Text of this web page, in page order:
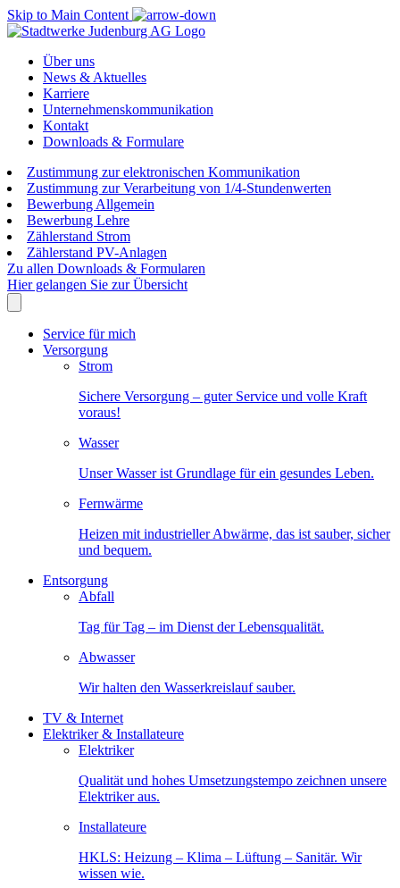
Skip to Main Content
Über uns
News & Aktuelles
Karriere
Unternehmenskommunikation
Kontakt
Downloads & Formulare
Zustimmung zur elektronischen Kommunikation
Zustimmung zur Verarbeitung von 1/4-Stundenwerten
Bewerbung Allgemein
Bewerbung Lehre
Zählerstand Strom
Zählerstand PV-Anlagen
Zu allen Downloads & Formularen
Hier gelangen Sie zur Übersicht
Service für mich
Versorgung
Strom
Sichere Versorgung – guter Service und volle Kraft
voraus!
Wasser
Unser Wasser ist Grundlage für ein gesundes Leben.
Fernwärme
Heizen mit industrieller Abwärme, das ist sauber, sicher
und bequem.
Entsorgung
Abfall
Tag für Tag – im Dienst der Lebensqualität.
Abwasser
Wir halten den Wasserkreislauf sauber.
TV & Internet
Elektriker & Installateure
Elektriker
Qualität und hohes Umsetzungstempo zeichnen unsere
Elektriker aus.
Installateure
HKLS: Heizung – Klima – Lüftung – Sanitär. Wir
wissen wie.